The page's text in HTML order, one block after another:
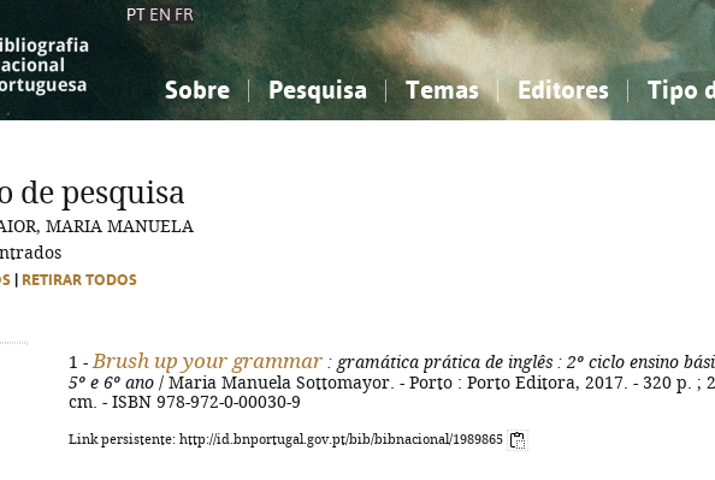
PT EN FR
Sobre Pesquisa Temas
Ciências sociais...
Editores Tipo
Ciências sociais...
de pesquisa
MARIA MANUELA
RETIRAR TODOS
1 - Brush up your grammar : gramática prática de inglês : 2º ciclo ensino
5º e 6º ano / Maria Manuela Sottomayor. - Porto : Porto Editora, 2017. - 320 p. ;
cm. - ISBN 978-972-0-00030-9
Link persistente: http://id.bnportugal.gov.pt/bib/bibnacional/1989865